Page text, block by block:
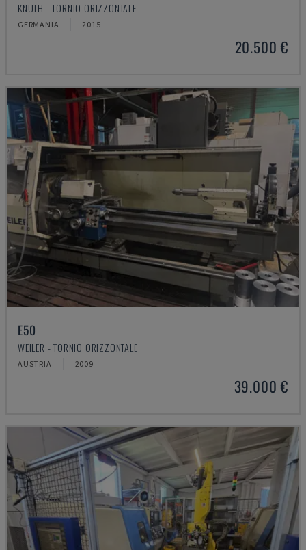
KNUTH - TORNIO ORIZZONTALE
GERMANIA 2015
20.500 €
E50
WEILER - TORNIO ORIZZONTALE
AUSTRIA 2009
39.000 €